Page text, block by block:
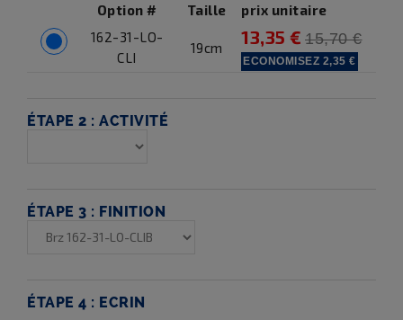
Option # Taille
prix unitaire
162-31-LO-
CLI
19cm 13,35 € 15,70 €
ECONOMISEZ 2,35 €
ÉTAPE 2 : ACTIVITÉ
ÉTAPE 3 : FINITION
ÉTAPE 4 : ECRIN